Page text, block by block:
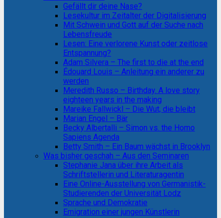
Gefällt dir deine Nase?
Lesekultur im Zeitalter der Digitalisierung
Mit Schwein und Gott auf der Suche nach
Lebensfreude
Lesen: Eine verlorene Kunst oder zeitlose
Entspannung?
Adam Silvera – The first to die at the end
Édouard Louis – Anleitung ein anderer zu
werden
Meredith Russo – Birthday. A love story
eighteen years in the making
Mareike Fallwickl – Die Wut, die bleibt
Marian Engel – Bär
Becky Albertalli – Simon vs. the Homo
Sapiens Agenda
Betty Smith – Ein Baum wächst in Brooklyn
Was bisher geschah – Aus den Seminaren
Stephanie Jana über ihre Arbeit als
Schriftstellerin und Literaturagentin
Eine Online-Ausstellung von Germanistik-
Studierenden der Universität Lodz
Sprache und Demokratie
Emigration einer jungen Künstlerin